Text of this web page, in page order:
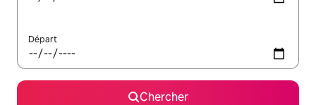
Départ
Chercher